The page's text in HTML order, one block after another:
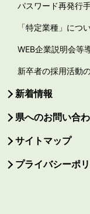
パスワード再発行
「特定業種」につ
WEB企業説明会等
新卒者の採用活動
新着情報
県へのお問い合
サイトマップ
プライバシーポ